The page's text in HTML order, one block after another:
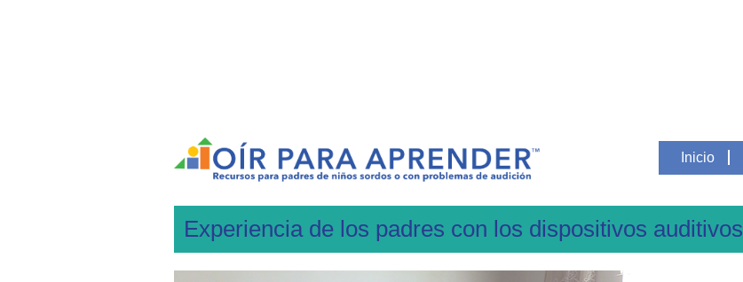
Inicio
Experiencia de los padres con los dispositivos auditivos